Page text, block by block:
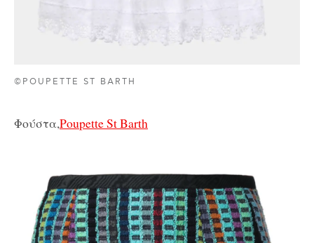
©POUPETTE ST BARTH
Φούστα,Poupette St Barth